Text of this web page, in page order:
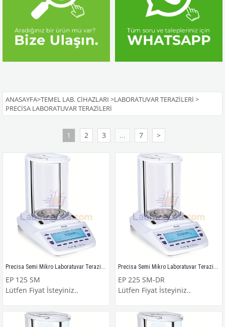
ANASAYFA>TEMEL LAB. CIHAZLARI >LABORATUVAR TERAZILERI >
PRECISA LABORATUVAR TERAZILERI
1 2 3 ... 7 >
Precisa Semi Mikro Laboratuvar Terazisi / EP 125 SM
EP 125 SM
Lütfen Fiyat İsteyiniz..
Precisa Semi Mikro Laboratuvar Terazisi / EP 225 SM-DR
EP 225 SM-DR
Lütfen Fiyat İsteyiniz..